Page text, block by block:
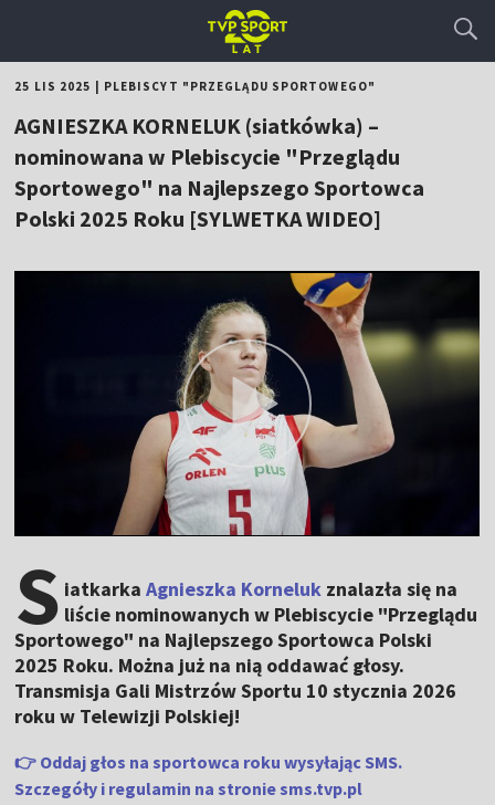
25 LIS 2025 PLEBISCYT "PRZEGLĄDU SPORTOWEGO"
AGNIESZKA KORNELUK (siatkówka) –
nominowana w Plebiscycie "Przeglądu
Sportowego" na Najlepszego Sportowca
Polski 2025 Roku [SYLWETKA WIDEO]
S iatkarkaAgnieszka Korneluk znalazła się na
liście nominowanych w Plebiscycie "Przeglądu
Sportowego" na Najlepszego Sportowca Polski
2025 Roku. Można już na nią oddawać głosy.
Transmisja Gali Mistrzów Sportu 10 stycznia 2026
roku w Telewizji Polskiej!
👉 Oddaj głos na sportowca roku wysyłając SMS.
Szczegóły i regulamin na stronie sms.tvp.pl